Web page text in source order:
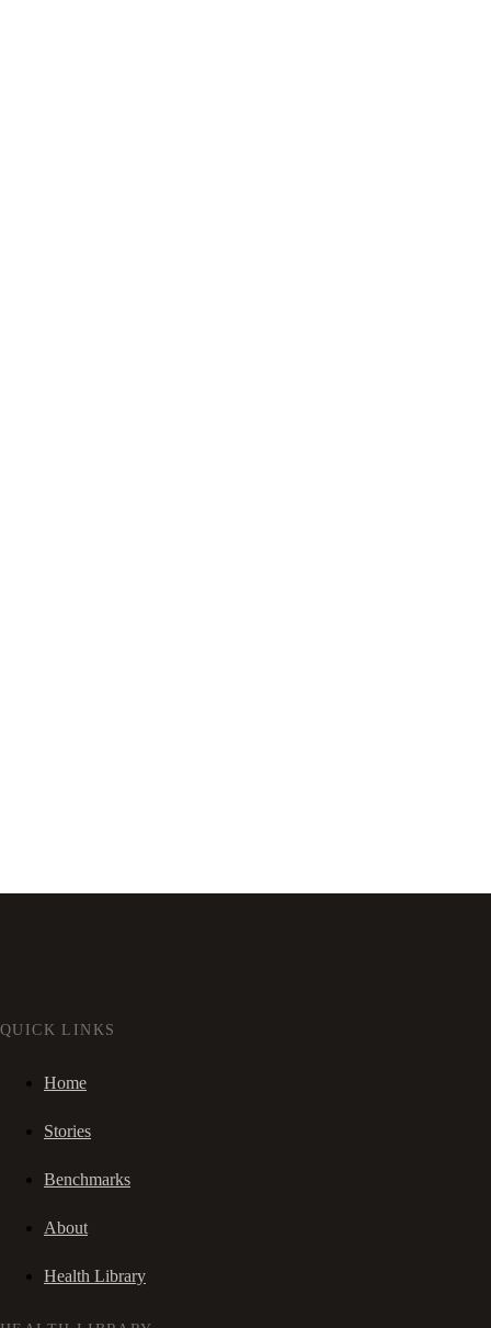
QUICK LINKS
Home
Stories
Benchmarks
About
Health Library